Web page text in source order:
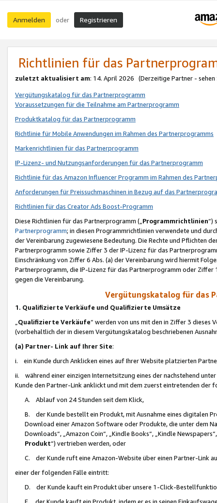
Anmelden oder Registrieren
Richtlinien für das
zuletzt aktualisiert am: 14. April 2026 (Derzeitige Partner - sehen
Vergütungskatalog für das Partnerprogramm
Voraussetzungen für die Teilnahme am Partnerprogramm
Produktkatalog für das Partnerprogramm
Richtlinie für Mobile Anwendungen im Rahmen des Partnerprogramms
Markenrichtlinien für das Partnerprogramm
IP-Lizenz- und Nutzungsanforderungen für das Partnerprogramm
Richtlinie für das Amazon Influencer Programm im Rahmen des
Anforderungen für Preissuchmaschinen in Bezug auf das
Richtlinien für das Creator Ads Boost-Programm
Diese Richtlinien für das Partnerprogramm („Programmrichtlinien“)
Partnerprogramm; in diesen Programmrichtlinien verwendete und
der Vereinbarung zugewiesene Bedeutung. Die Rechte und Pflichten
Partnerprogramm sowie Ziffer 3 der IP-Lizenz für das
Einschränkung von Ziffer 6 Abs. (a) der Vereinbarung wird hiermit
Partnerprogramm, die IP-Lizenz für das Partnerprogramm oder
gegen die Vereinbarung.
Vergütungskatalog für das
1. Qualifizierte Verkäufe und Qualifizierte Umsätze
Qualifizierte Verkäufe“ werden von uns mit den in Ziffer 3
(vorbehaltlich der in diesem Vergütungskatalog beschriebenen
(a) Partner- Link auf Ihrer Site:
i. ein Kunde durch Anklicken eines auf Ihrer Website platzierten
ii. während einer einzigen Internetsitzung eines der nachstehend
Kunde den Partner-Link anklickt und mit dem zuerst eintretenden der
A. Ablauf von 24 Stunden seit dem Klick,
B. der Kunde bestellt ein Produkt, mit Ausnahme eines digitalen
Download einer Amazon Software oder Produkte, die unter dem
Downloads“, „Amazon Coin“, „Kindle Books“, „Kindle
Produkt“) vertrieben werden, oder
C. der Kunde ruft eine Amazon-Website über einen Partner-Link
einer der folgenden Fälle eintritt:
D. der Kunde kauft ein Produkt über unsere 1-Click-
E. der Kunde kauft ein Produkt, indem er es in seinen